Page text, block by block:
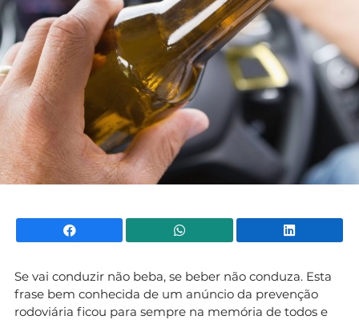
Facebook WhatsApp
Se vai conduzir não beba, se beber não conduza. Esta
frase bem conhecida de um anúncio da prevenção
rodoviária ficou para sempre na memória de todos e